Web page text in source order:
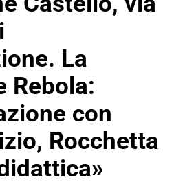
La
Rebola:
con
Rocchetta